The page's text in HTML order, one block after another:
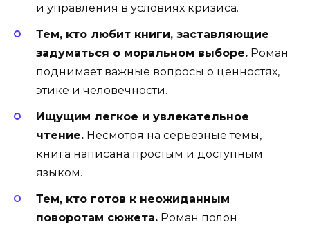
и управления в условиях кризиса.
Тем, кто любит книги, заставляющие
задуматься о моральном выборе. Роман
поднимает важные вопросы о ценностях,
этике и человечности.
Ищущим легкое и увлекательное
чтение. Несмотря на серьезные темы,
книга написана простым и доступным
языком.
Тем, кто готов к неожиданным
поворотам сюжета. Роман полон